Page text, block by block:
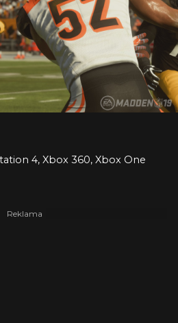
4, Xbox 360, Xbox One